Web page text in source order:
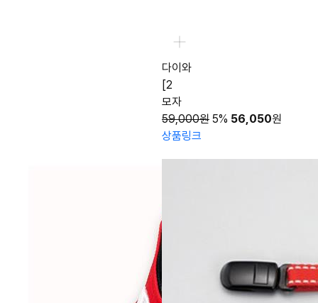
다이와
[2
모자
59,000원 5% 56,050원
상품링크